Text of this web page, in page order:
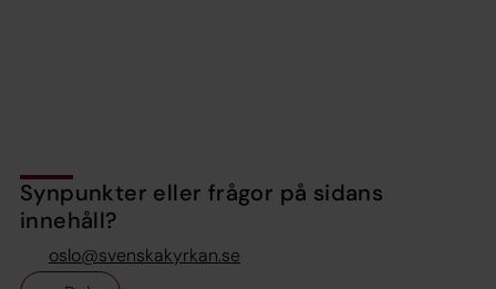
Synpunkter eller frågor på sidans
innehåll?
oslo@svenskakyrkan.se